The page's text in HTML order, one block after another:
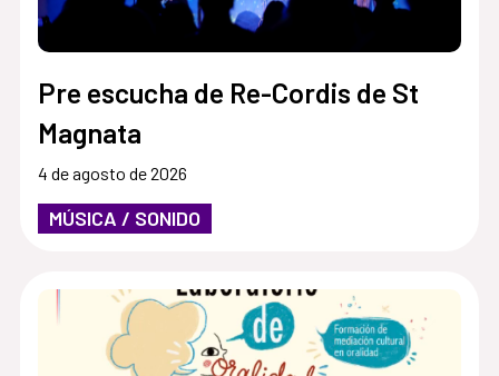
Pre escucha de Re-Cordis de St
Magnata
4 de agosto de 2026
MÚSICA / SONIDO